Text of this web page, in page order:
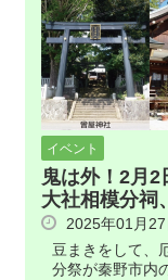
イベント
鬼は外！2月
大社相模分祠
2025年01月27
豆まきをして、
分祭が秦野市内